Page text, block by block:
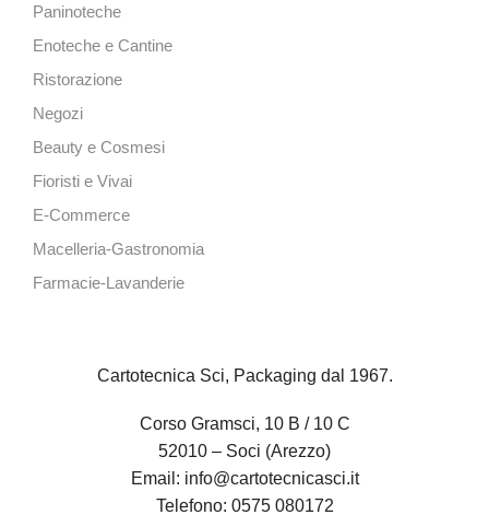
Paninoteche
Enoteche e Cantine
Ristorazione
Negozi
Beauty e Cosmesi
Fioristi e Vivai
E-Commerce
Macelleria-Gastronomia
Farmacie-Lavanderie
Cartotecnica Sci, Packaging dal 1967.
Corso Gramsci, 10 B / 10 C
52010 – Soci (Arezzo)
Email: info@cartotecnicasci.it
Telefono: 0575 080172